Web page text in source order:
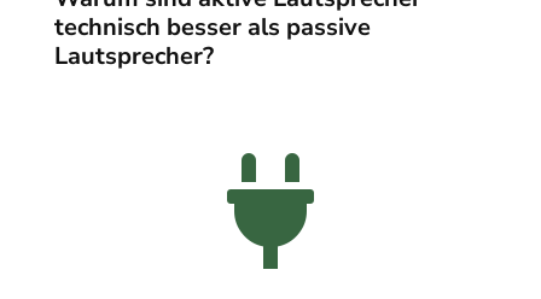
technisch besser als passive
Lautsprecher?
